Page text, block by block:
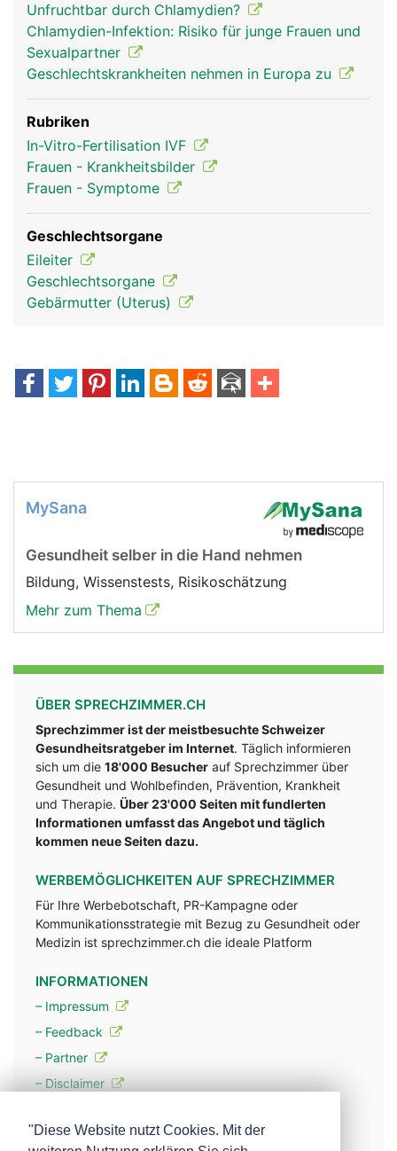
Unfruchtbar durch Chlamydien?
Chlamydien-Infektion: Risiko für junge Frauen und
Sexualpartner
Geschlechtskrankheiten nehmen in Europa zu
Rubriken
In-Vitro-Fertilisation IVF
Frauen - Krankheitsbilder
Frauen - Symptome
Geschlechtsorgane
Eileiter
Geschlechtsorgane
Gebärmutter (Uterus)
MySana
Gesundheit selber in die Hand nehmen
Bildung, Wissenstests, Risikoschätzung
Mehr zum Thema
ÜBER SPRECHZIMMER.CH
Sprechzimmer ist der meistbesuchte Schweizer
Gesundheitsratgeber im Internet. Täglich informieren
sich um die 18'000 Besucher auf Sprechzimmer über
Gesundheit und Wohlbefinden, Prävention, Krankheit
und Therapie. Über 23'000 Seiten mit fundlerten
Informationen umfasst das Angebot und täglich
kommen neue Seiten dazu.
WERBEMÖGLICHKEITEN AUF SPRECHZIMMER
Für Ihre Werbebotschaft, PR-Kampagne oder
Kommunikationsstrategie mit Bezug zu Gesundheit oder
Medizin ist sprechzimmer.ch die ideale Platform
INFORMATIONEN
– Impressum
– Feedback
– Partner
– Disclaimer
"Diese Website nutzt Cookies. Mit der